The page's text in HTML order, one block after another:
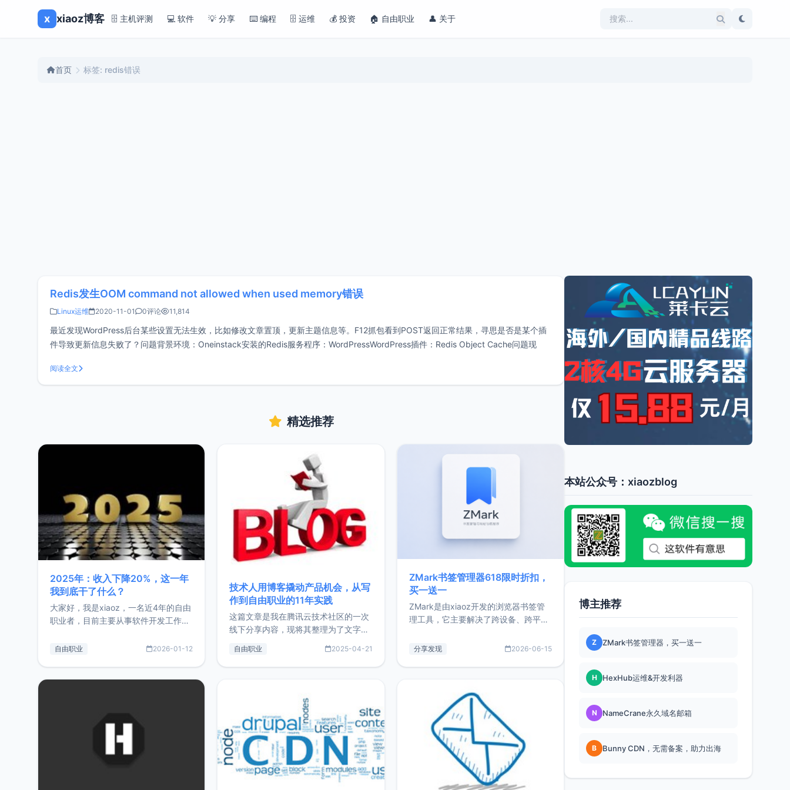
x xiaoz博客 🗄️ 主机评测 💻 软件 💡 分享 ⌨️ 编程 🗄️ 运维 💰 投资 🏠 自由职业 👤 关于
首页 标签: redis错误
Redis发生OOM command not allowed when used memory错误
Linux运维 2020-11-01 0评论 11,814
最近发现WordPress后台某些设置无法生效，比如修改文章置顶，更新主题信息等。F12抓包看到POST返回正常结果，寻思是否是某个插
件导致更新信息失败了？问题背景环境：Oneinstack安装的Redis服务程序：WordPressWordPress插件：Redis Object Cache问题现
阅读全文
精选推荐
2025年：收入下降20%，这一年
我到底干了什么？
大家好，我是xiaoz，一名近4年的自由
职业者，目前主要从事软件开发工作。
的总结，内容主要包括：工作、学习、
自由职业 2026-01-12
技术人用博客撬动产品机会，从写
作到自由职业的11年实践
这篇文章是我在腾讯云技术社区的一次
线下分享内容，现将其整理为了文字
版，分享了写博客11年来的经历，以及
通过博客过渡到做产品和走向自由职业
的一个小故事。文中还首次公开了我的
前从事服务器运维相关工作，现在已经
转自由职业3年，目前
自由职业 2025-04-21
ZMark书签管理器618限时折扣，
买一送一
ZMark是由xiaoz开发的浏览器书签管
理工具，它主要解决了跨设备、跨平
做到一处部署、随处访问。同时，它还
量级： 使用Bun + Hono.js
分享发现 2026-06-15
本站公众号：xiaozblog
博主推荐
Z ZMark书签管理器，买一送一
H HexHub运维&开发利器
N NameCrane永久域名邮箱
B Bunny CDN，无需备案，助力出海